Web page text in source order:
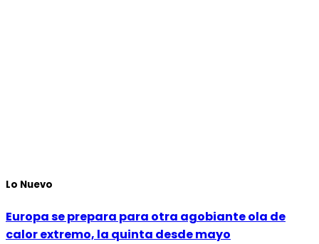
Lo Nuevo
Europa se prepara para otra agobiante ola de
calor extremo, la quinta desde mayo